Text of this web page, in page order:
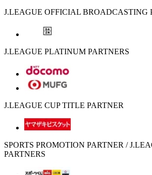
J.LEAGUE OFFICIAL BROADCASTING
J.LEAGUE PLATINUM PARTNERS
J.LEAGUE CUP TITLE PARTNER
SPORTS PROMOTION PARTNER /
PARTNERS